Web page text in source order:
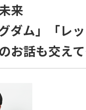
来
ダム」「レ
お話も交え